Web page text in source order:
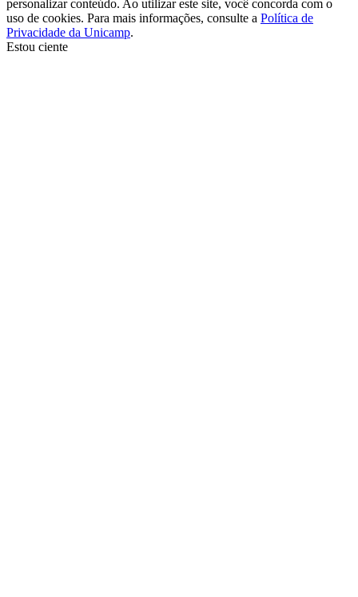
personalizar conteúdo. Ao utilizar este site, você concorda com o
uso de cookies. Para mais informações, consulte a Política de
Privacidade da Unicamp.
Estou ciente